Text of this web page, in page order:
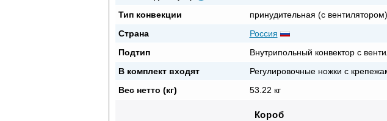
Тип конвекции
принудительная (с вентилятором)
Страна
Россия
Подтип
Внутрипольный конвектор с
В комплект входят
Регулировочные ножки с
Вес нетто (кг)
53.22 кг
Короб